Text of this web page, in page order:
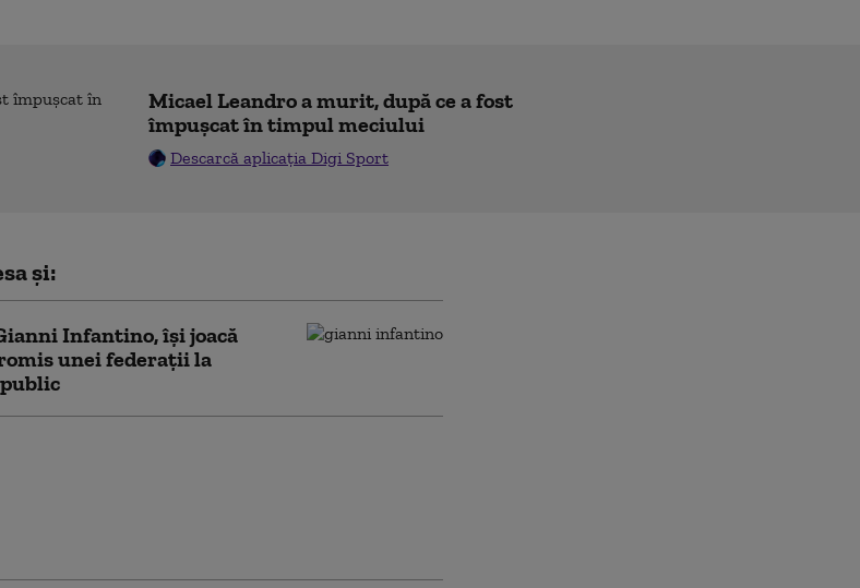
Micael Leandro a murit, după ce a fost
împușcat în timpul meciului
Descarcă aplicația Digi Sport
și:
Infantino, îşi joacă
unei federații la